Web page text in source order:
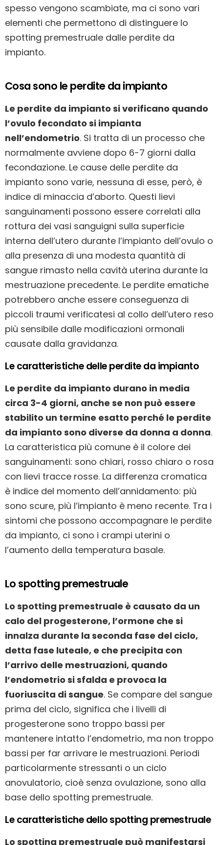
spesso vengono scambiate, ma ci sono vari
elementi che permettono di distinguere lo
spotting premestruale dalle perdite da
impianto.
Cosa sono le perdite da impianto
Le perdite da impianto si verificano quando
l’ovulo fecondato si impianta
nell’endometrio. Si tratta di un processo che
normalmente avviene dopo 6-7 giorni dalla
fecondazione. Le cause delle perdite da
impianto sono varie, nessuna di esse, però, è
indice di minaccia d’aborto. Questi lievi
sanguinamenti possono essere correlati alla
rottura dei vasi sanguigni sulla superficie
interna dell’utero durante l’impianto dell’ovulo o
alla presenza di una modesta quantità di
sangue rimasto nella cavità uterina durante la
mestruazione precedente. Le perdite ematiche
potrebbero anche essere conseguenza di
piccoli traumi verificatesi al collo dell’utero reso
più sensibile dalle modificazioni ormonali
causate dalla gravidanza.
Le caratteristiche delle perdite da impianto
Le perdite da impianto durano in media
circa 3-4 giorni, anche se non può essere
stabilito un termine esatto perché le perdite
da impianto sono diverse da donna a donna.
La caratteristica più comune è il colore dei
sanguinamenti: sono chiari, rosso chiaro o rosa
con lievi tracce rosse. La differenza cromatica
è indice del momento dell’annidamento: più
sono scure, più l’impianto è meno recente. Tra i
sintomi che possono accompagnare le perdite
da impianto, ci sono i crampi uterini o
l’aumento della temperatura basale.
Lo spotting premestruale
Lo spotting premestruale è causato da un
calo del progesterone, l’ormone che si
innalza durante la seconda fase del ciclo,
detta fase luteale, e che precipita con
l’arrivo delle mestruazioni, quando
l’endometrio si sfalda e provoca la
fuoriuscita di sangue. Se compare del sangue
prima del ciclo, significa che i livelli di
progesterone sono troppo bassi per
mantenere intatto l’endometrio, ma non troppo
bassi per far arrivare le mestruazioni. Periodi
particolarmente stressanti o un ciclo
anovulatorio, cioè senza ovulazione, sono alla
base dello spotting premestruale.
Le caratteristiche dello spotting premestruale
Lo spotting premestruale può manifestarsi